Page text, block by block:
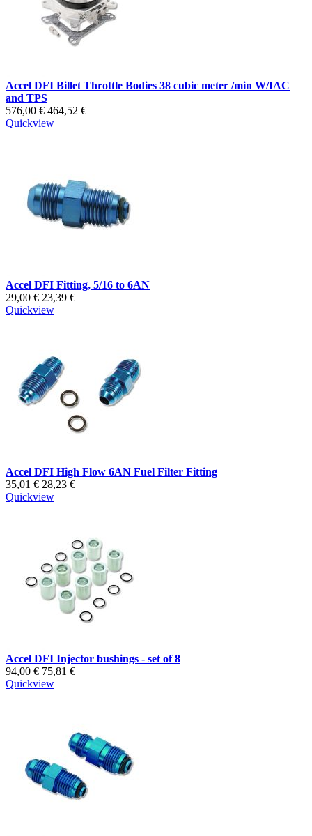
Accel DFI Billet Throttle Bodies 38 cubic meter /min W/IAC
and TPS
576,00 € 464,52 €
Quickview
Accel DFI Fitting, 5/16 to 6AN
29,00 € 23,39 €
Quickview
Accel DFI High Flow 6AN Fuel Filter Fitting
35,01 € 28,23 €
Quickview
Accel DFI Injector bushings - set of 8
94,00 € 75,81 €
Quickview